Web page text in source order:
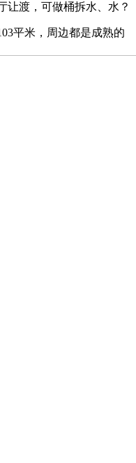
让渡，可做桶拆水、水？
平米，周边都是成熟的